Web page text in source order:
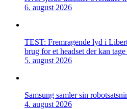
6. august 2026
TEST: Fremragende lyd i
brug for et headset der kan
5. august 2026
Samsung samler sin
4. august 2026